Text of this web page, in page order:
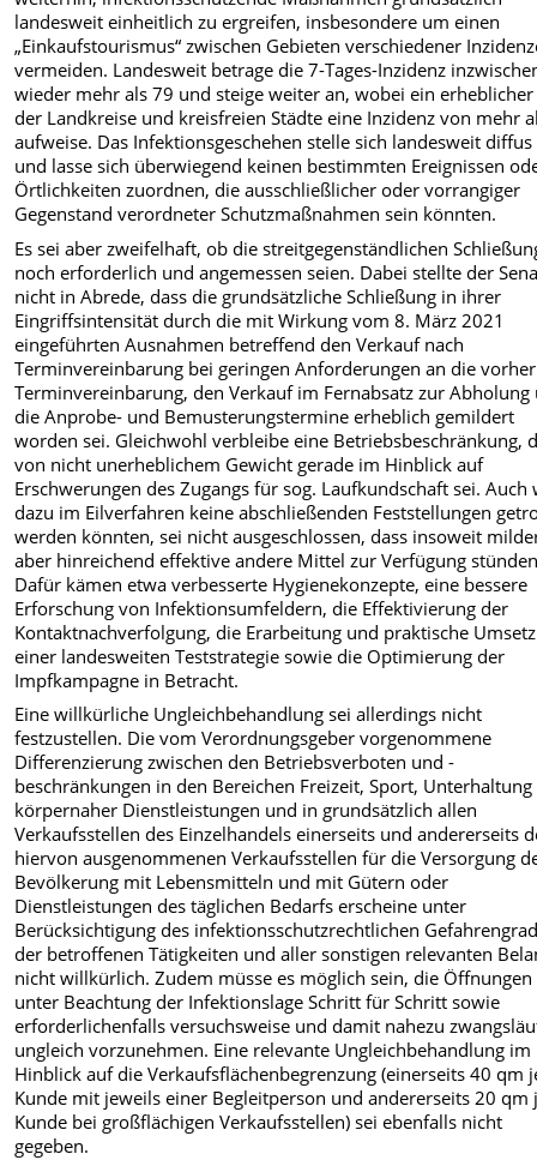
landesweit einheitlich zu ergreifen, insbesondere um einen
„Einkaufstourismus“ zwischen Gebieten verschiedener
vermeiden. Landesweit betrage die 7-Tages-Inzidenz
wieder mehr als 79 und steige weiter an, wobei ein erheblicher
der Landkreise und kreisfreien Städte eine Inzidenz von mehr
aufweise. Das Infektionsgeschehen stelle sich landesweit
und lasse sich überwiegend keinen bestimmten Ereignissen
Örtlichkeiten zuordnen, die ausschließlicher oder vorrangiger
Gegenstand verordneter Schutzmaßnahmen sein könnten.
Es sei aber zweifelhaft, ob die streitgegenständlichen
noch erforderlich und angemessen seien. Dabei stellte der
nicht in Abrede, dass die grundsätzliche Schließung in ihrer
Eingriffsintensität durch die mit Wirkung vom 8. März 2021
eingeführten Ausnahmen betreffend den Verkauf nach
Terminvereinbarung bei geringen Anforderungen an die
Terminvereinbarung, den Verkauf im Fernabsatz zur Abholung
die Anprobe- und Bemusterungstermine erheblich gemildert
worden sei. Gleichwohl verbleibe eine Betriebsbeschränkung,
von nicht unerheblichem Gewicht gerade im Hinblick auf
Erschwerungen des Zugangs für sog. Laufkundschaft sei. Auch
dazu im Eilverfahren keine abschließenden Feststellungen
werden könnten, sei nicht ausgeschlossen, dass insoweit
aber hinreichend effektive andere Mittel zur Verfügung
Dafür kämen etwa verbesserte Hygienekonzepte, eine bessere
Erforschung von Infektionsumfeldern, die Effektivierung der
Kontaktnachverfolgung, die Erarbeitung und praktische
einer landesweiten Teststrategie sowie die Optimierung der
Impfkampagne in Betracht.
Eine willkürliche Ungleichbehandlung sei allerdings nicht
festzustellen. Die vom Verordnungsgeber vorgenommene
Differenzierung zwischen den Betriebsverboten und -
beschränkungen in den Bereichen Freizeit, Sport,
körpernaher Dienstleistungen und in grundsätzlich allen
Verkaufsstellen des Einzelhandels einerseits und andererseits
hiervon ausgenommenen Verkaufsstellen für die Versorgung
Bevölkerung mit Lebensmitteln und mit Gütern oder
Dienstleistungen des täglichen Bedarfs erscheine unter
Berücksichtigung des infektionsschutzrechtlichen
der betroffenen Tätigkeiten und aller sonstigen relevanten
nicht willkürlich. Zudem müsse es möglich sein, die Öffnungen
unter Beachtung der Infektionslage Schritt für Schritt sowie
erforderlichenfalls versuchsweise und damit nahezu
ungleich vorzunehmen. Eine relevante Ungleichbehandlung im
Hinblick auf die Verkaufsflächenbegrenzung (einerseits 40 qm
Kunde mit jeweils einer Begleitperson und andererseits 20 qm
Kunde bei großflächigen Verkaufsstellen) sei ebenfalls nicht
gegeben.